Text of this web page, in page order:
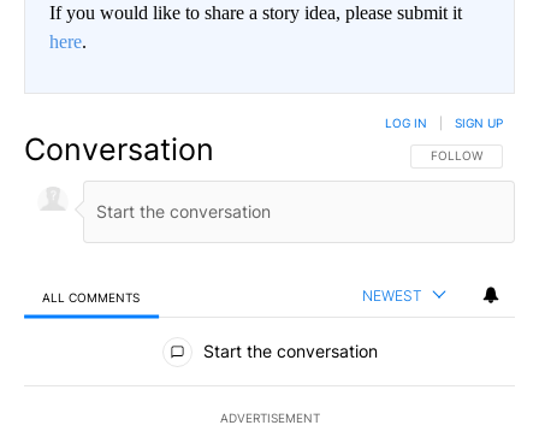
If you would like to share a story idea, please submit it
here.
Conversation FOLLOW THIS
FOLLOW
LOG IN SIGN UP
ALL COMMENTS NEWEST
All Comments
Start the conversation
ADVERTISEMENT